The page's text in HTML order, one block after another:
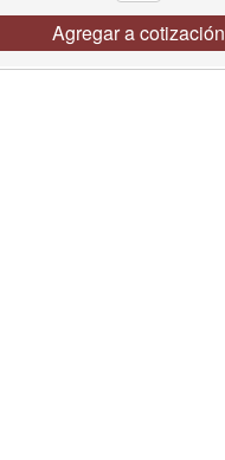
Agregar a cotización